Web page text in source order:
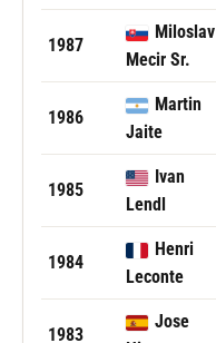
1987
Miloslav
Mecir Sr.
1986
Martin
Jaite
1985
Ivan
Lendl
1984
Henri
Leconte
1983
Jose